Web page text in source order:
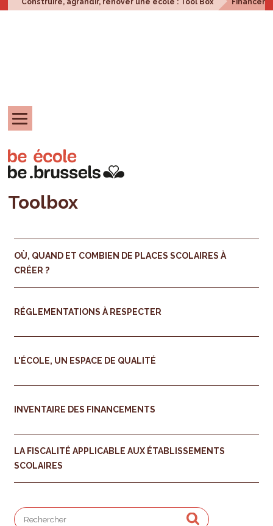
Construire, agrandir, rénover une école : Tool Box
Toolbox
OÙ, QUAND ET COMBIEN DE PLACES SCOLAIRES À
CRÉER ?
RÉGLEMENTATIONS À RESPECTER
L'ÉCOLE, UN ESPACE DE QUALITÉ
INVENTAIRE DES FINANCEMENTS
LA FISCALITÉ APPLICABLE AUX ÉTABLISSEMENTS
SCOLAIRES